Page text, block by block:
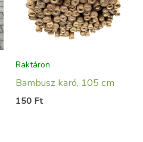
Raktáron
Bambusz karó, 105 cm
150 Ft